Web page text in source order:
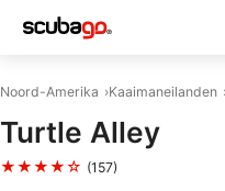
Noord-Amerika Kaaimaneilanden
Turtle Alley
★★★★☆ (157)